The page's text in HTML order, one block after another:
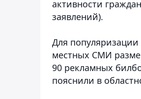
активности
заявлений).
Для
местных СМИ
90 рекламных
пояснили в